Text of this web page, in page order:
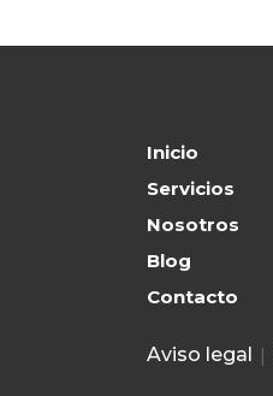
Inicio
Servicios
Nosotros
Blog
Contacto
Aviso legal |